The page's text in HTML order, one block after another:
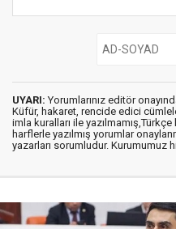
UYARI: Yorumlarınız editör
Küfür, hakaret, rencide edici
imla kuralları ile
harflerle yazılmış yorumlar
yazarları sorumludur.